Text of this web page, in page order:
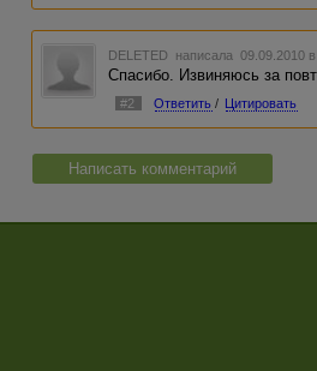
DELETED написала 09.09.2010
Спасибо. Извиняюсь за
#2 Ответить / Цитировать
Написать комментарий